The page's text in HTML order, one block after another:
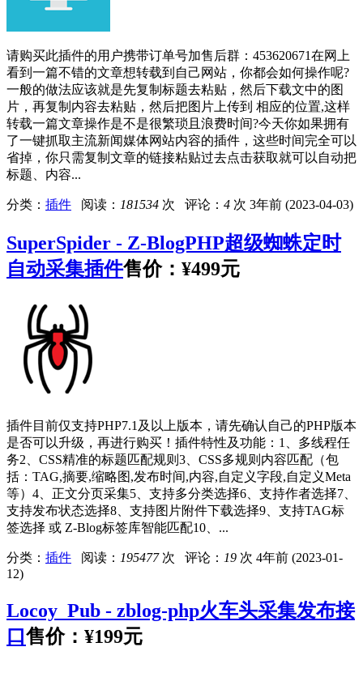
请购买此插件的用户携带订单号加售后群：453620671在网上
看到一篇不错的文章想转载到自己网站，你都会如何操作呢?
一般的做法应该就是先复制标题去粘贴，然后下载文中的图
片，再复制内容去粘贴，然后把图片上传到 相应的位置,这样
转载一篇文章操作是不是很繁琐且浪费时间?今天你如果拥有
了一键抓取主流新闻媒体网站内容的插件，这些时间完全可以
省掉，你只需复制文章的链接粘贴过去点击获取就可以自动把
标题、内容...
分类： 插件 阅读： 181534 次 评论： 4 次 3年前 (2023-04-03)
SuperSpider - Z-BlogPHP超级蜘蛛定时
自动采集插件售价： ¥499元
插件目前仅支持PHP7.1及以上版本，请先确认自己的PHP版本
是否可以升级，再进行购买！插件特性及功能：1、多线程任
务2、CSS精准的标题匹配规则3、CSS多规则内容匹配（包
括：TAG,摘要,缩略图,发布时间,内容,自定义字段,自定义Meta
等）4、正文分页采集5、支持多分类选择6、支持作者选择7、
支持发布状态选择8、支持图片附件下载选择9、支持TAG标
签选择 或 Z-Blog标签库智能匹配10、...
分类： 插件 阅读： 195477 次 评论： 19 次 4年前 (2023-01-
12)
Locoy_Pub - zblog-php火车头采集发布接
口 售价： ¥199元